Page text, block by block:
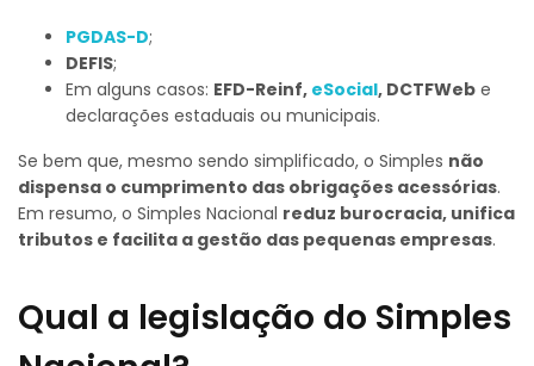
PGDAS-D;
DEFIS;
Em alguns casos: EFD-Reinf, eSocial, DCTFWeb e
declarações estaduais ou municipais.
Se bem que, mesmo sendo simplificado, o Simples não
dispensa o cumprimento das obrigações acessórias.
Em resumo, o Simples Nacional reduz burocracia, unifica
tributos e facilita a gestão das pequenas empresas.
Qual a legislação do Simples